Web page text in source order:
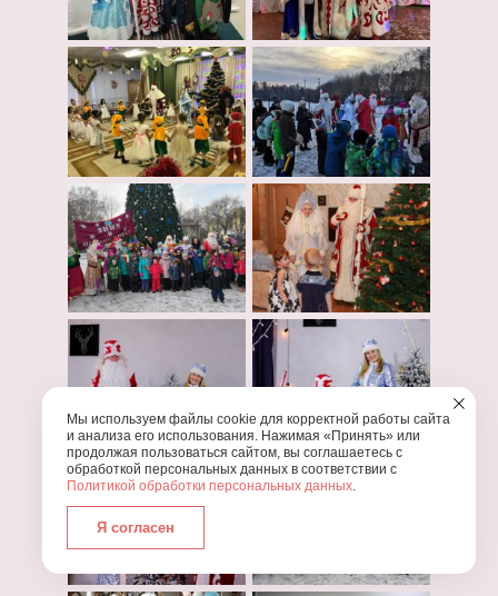
Мы используем файлы cookie для корректной работы сайта
и анализа его использования. Нажимая «Принять» или
продолжая пользоваться сайтом, вы соглашаетесь с
обработкой персональных данных в соответствии с
Политикой обработки персональных данных.
Я согласен